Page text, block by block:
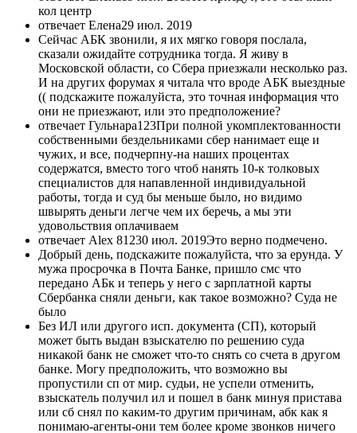
кол центр
отвечает Елена29 июл. 2019
Сейчас АБК звонили, я их мягко говоря послала,
сказали ожидайте сотрудника тогда. Я живу в
Московской области, со Сбера приезжали несколько раз.
И на других форумах я читала что вроде АБК выездные
(( подскажите пожалуйста, это точная информация что
они не приезжают, или это предположение?
отвечает Гульнара123При полной укомплектованности
собственными бездельниками сбер нанимает еще и
чужих, и все, подчерпну-на наших процентах
содержатся, вместо того чтоб нанять 10-к толковых
специалистов для напавленной индивидуальной
работы, тогда и суд бы меньше было, но видимо
швырять деньги легче чем их беречь, а мы эти
удовольствия оплачиваем
отвечает Alex 81230 июл. 2019Это верно подмечено.
Добрый день, подскажите пожалуйста, что за ерунда. У
мужа просрочка в Почта Банке, пришло смс что
передано АБк и теперь у него с зарплатной карты
Сбербанка сняли деньги, как такое возможно? Суда не
было
Без ИЛ или другого исп. документа (СП), который
может быть выдан взыскателю по решению суда
никакой банк не сможет что-то снять со счета в другом
банке. Могу предположить, что возможно вы
пропустили сп от мир. судьи, не успели отменить,
взыскатель получил ил и пошел в банк минуя пристава
или сб снял по каким-то другим причинам, абк как я
понимаю-агенты-они тем более кроме звонков ничего